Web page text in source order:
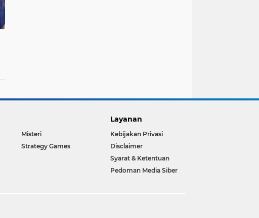
Misteri
Strategy Games
Layanan
Kebijakan Privasi
Disclaimer
Syarat & Ketentuan
Pedoman Media Siber